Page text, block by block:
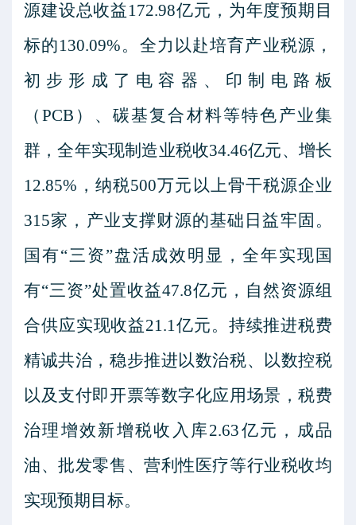
源建设总收益172.98亿元，为年度预期目
标的130.09%。全力以赴培育产业税源，
初步形成了电容器、印制电路板
（PCB ）、碳基复合材料等特色产业集
群，全年实现制造业税收34.46亿元、 增长
12.85% ，纳税500万元以上骨干税源企业
315家，产业支撑财源的基础日益牢固。
国有“三资”盘活成效明显，全年实现国
有“三资”处置收益47.8亿元，自然资源组
合供应实现收益21.1亿元。 持续推进税费
精诚共治，稳步推进以数治税、以数控税
以及支付即开票等数字化应用场景，税费
治理增效新增税收入库2.63亿元，成品
油、批发零售、营利性医疗等行业税收均
实现预期目标。